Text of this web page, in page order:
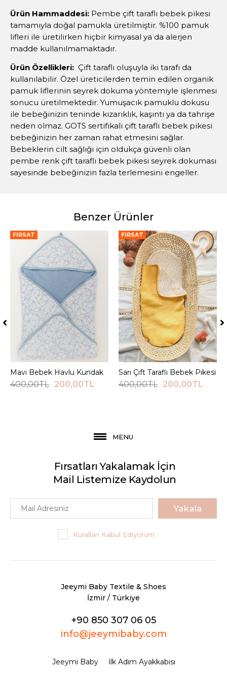
Ürün Hammaddesi: Pembe çift taraflı bebek pikesi
tamamıyla doğal pamukla üretilmiştir. %100 pamuk
lifleri ile üretilirken hiçbir kimyasal ya da alerjen
madde kullanılmamaktadır.
Ürün Özellikleri: Çift taraflı oluşuyla iki tarafı da
kullanılabilir. Özel üreticilerden temin edilen organik
pamuk liflerinin seyrek dokuma yöntemiyle işlenmesi
sonucu üretilmektedir. Yumuşacık pamuklu dokusu
ile bebeğinizin teninde kızarıklık, kaşıntı ya da tahrişe
neden olmaz. GOTS sertifikalı çift taraflı bebek pikesi
bebeğinizin her zaman rahat etmesini sağlar.
Bebeklerin cilt sağlığı için oldukça güvenli olan
pembe renk çift taraflı bebek pikesi seyrek dokuması
sayesinde bebeğinizin fazla terlemesini engeller.
Benzer Ürünler
FIRSAT
Sepete Ekle
Mavi Bebek Havlu Kundak
400,00TL 200,00TL
FIRSAT
Sepete Ekle
Sarı Çift Taraflı Bebek Pikesi
400,00TL 200,00TL
MENU
Fırsatları Yakalamak İçin
Mail Listemize Kaydolun
Yakala
Kuralları Kabul Ediyorum
Jeeymi Baby Textile & Shoes
İzmir / Türkiye
+90 850 307 06 05
info@jeeymibaby.com
Jeeymi Baby İlk Adım Ayakkabısı